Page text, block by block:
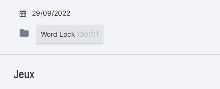
29/09/2022
Word Lock (3001)
Jeux